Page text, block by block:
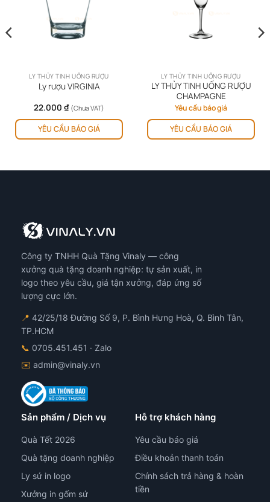
LY THỦY TINH UỐNG RƯỢU
Ly rượu VIRGINIA
22.000 ₫ (Chưa VAT)
YÊU CẦU BÁO GIÁ
LY THỦY TINH UỐNG RƯỢU
LY THỦY TINH UỐNG RƯỢU
CHAMPAGNE
Yêu cầu báo giá
YÊU CẦU BÁO GIÁ
Công ty TNHH Quà Tặng Vinaly — công
xưởng quà tặng doanh nghiệp: tự sản xuất, in
logo theo yêu cầu, giá tận xưởng, đáp ứng số
lượng cực lớn.
📍 42/25/18 Đường Số 9, P. Bình Hưng Hoà, Q. Bình Tân,
TP.HCM
📞 0705.451.451 · Zalo
✉️ admin@vinaly.vn
Sản phẩm / Dịch vụ
Quà Tết 2026
Quà tặng doanh nghiệp
Ly sứ in logo
Xưởng in gốm sứ
Hỗ trợ khách hàng
Yêu cầu báo giá
Điều khoản thanh toán
Chính sách trả hàng & hoàn
tiền